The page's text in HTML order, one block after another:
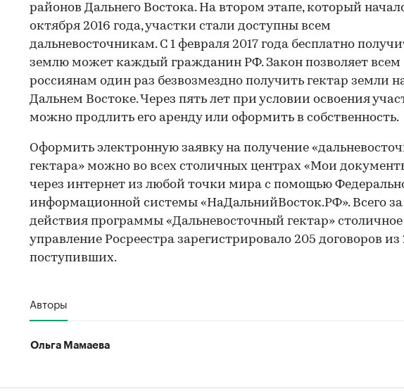
районов Дальнего Востока. На втором этапе, который
октября 2016 года, участки стали доступны всем
дальневосточникам. С 1 февраля 2017 года бесплатно
землю может каждый гражданин РФ. Закон позволяет всем
россиянам один раз безвозмездно получить гектар земли
Дальнем Востоке. Через пять лет при условии освоения
можно продлить его аренду или оформить в собственность.
Оформить электронную заявку на получение
гектара» можно во всех столичных центрах «Мои
через интернет из любой точки мира с помощью
информационной системы «НаДальнийВосток.РФ». Всего
действия программы «Дальневосточный гектар» столичное
управление Росреестра зарегистрировало 205 договоров из
поступивших.
Авторы
Ольга Мамаева